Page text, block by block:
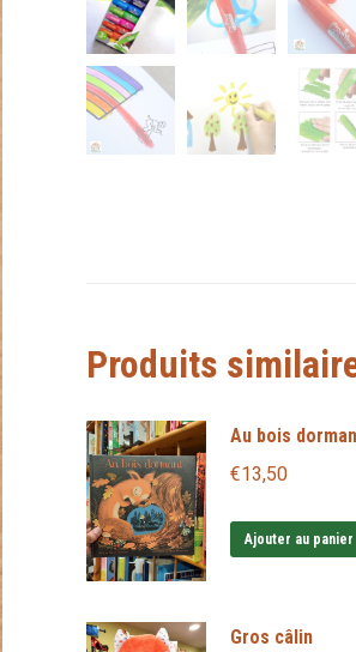
Produits
Au bois
€13,50
Ajouter au panier
Gros câlin